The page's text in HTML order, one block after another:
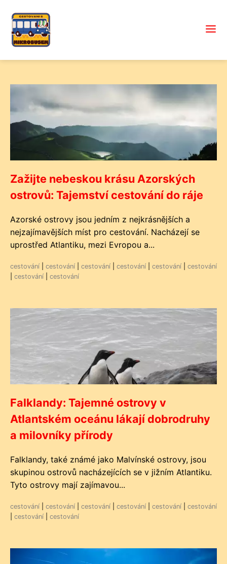
Zažijte nebeskou krásu Azorských
ostrovů: Tajemství cestování do ráje
Azorské ostrovy jsou jedním z nejkrásnějších a
nejzajímavějších míst pro cestování. Nacházejí se
uprostřed Atlantiku, mezi Evropou a...
cestování cestování cestování cestování cestování
cestování
cestování cestování
Falklandy: Tajemné ostrovy v
Atlantském oceánu lákají dobrodruhy
a milovníky přírody
Falklandy, také známé jako Malvínské ostrovy, jsou
skupinou ostrovů nacházejících se v jižním Atlantiku.
Tyto ostrovy mají zajímavou...
cestování cestování cestování cestování cestování
cestování
cestování cestování